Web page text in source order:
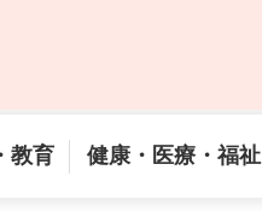
教育 健康・医療・福祉